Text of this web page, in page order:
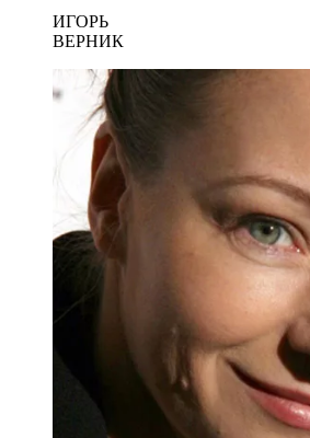
ИГОРЬ
ВЕРНИК